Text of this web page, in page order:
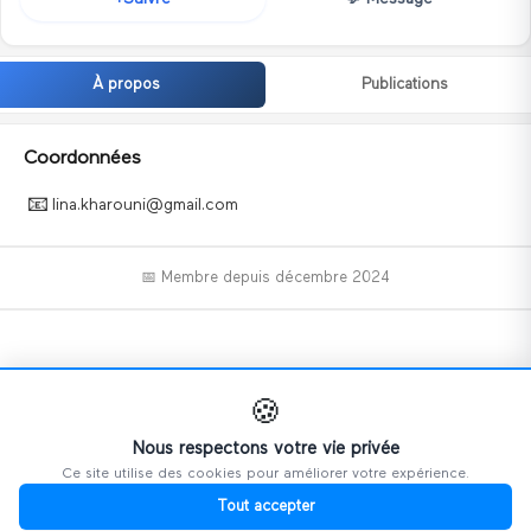
À propos Publications
Coordonnées
📧 lina.kharouni@gmail.com
📅 Membre depuis décembre 2024
📝
Ce profil n'a pas encore ajouté d'informations.
🍪
Nous respectons votre vie privée
Ce site utilise des cookies pour améliorer votre expérience.
Tout accepter